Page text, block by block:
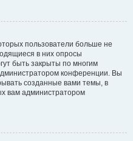
пользователи больше не
в них опросы
быть закрыты по многим
конференции. Вы
созданные вами темы, в
вам администратором